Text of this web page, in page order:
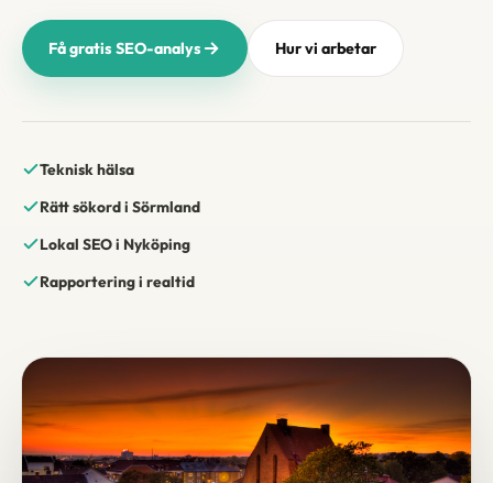
Få gratis SEO-analys Hur vi arbetar
Teknisk hälsa
Rätt sökord i Sörmland
Lokal SEO i Nyköping
Rapportering i realtid